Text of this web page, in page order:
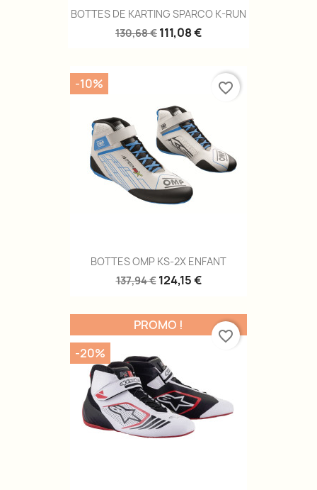
BOTTES DE KARTING SPARCO K-RUN
130,68 € 111,08 €
BOTTES OMP KS-2X ENFANT
137,94 € 124,15 €
-10% favorite_border
PROMO !
-20%
favorite_border